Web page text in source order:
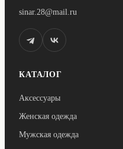
sinar.28@mail.ru
КАТАЛОГ
Аксессуары
Женская одежда
Мужская одежда